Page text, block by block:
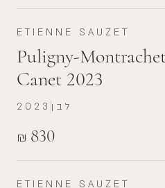
ETIENNE SAUZET
Puligny-
Canet 2023
₪ 830
2023 לבן
ETIENNE SAUZET